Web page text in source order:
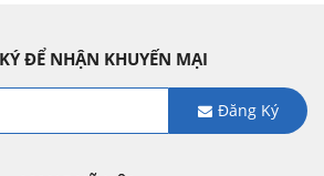
ĐỂ NHẬN KHUYẾN MẠI
Đăng Ký